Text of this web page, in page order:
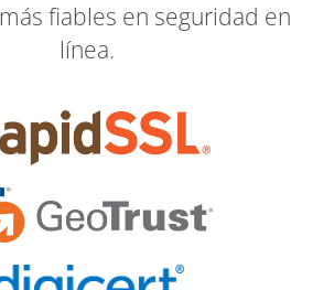
fiables en seguridad en
línea.